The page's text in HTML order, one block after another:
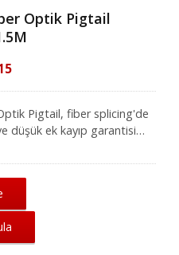
Optik Pigtail
Pigtail, fiber splicing'de
düşük ek kayıp garantisi
UPC Parlatma ve
fiber optik, FOCIS ve
karşılayarak stabil
Tek modlu fiber pigtail,
sonlandırma uygulamalarını
gereken yerlerde